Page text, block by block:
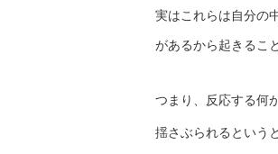
実はこれらは自分の
があるから起きるこ
つまり、反応する何
揺さぶられるという